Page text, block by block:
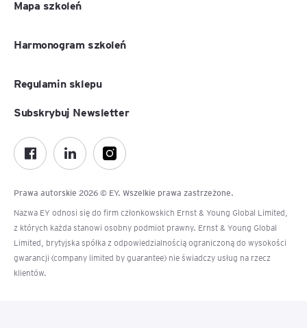
Mapa szkoleń
Harmonogram szkoleń
Regulamin sklepu
Prawa autorskie 2026 © EY. Wszelkie prawa zastrzeżone.
Nazwa EY odnosi się do firm członkowskich Ernst & Young Global Limited,
z których każda stanowi osobny podmiot prawny. Ernst & Young Global
Limited, brytyjska spółka z odpowiedzialnością ograniczoną do wysokości
gwarancji (company limited by guarantee) nie świadczy usług na rzecz
klientów.
Subskrybuj Newsletter